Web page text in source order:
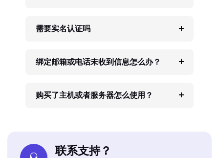
需要实名认证吗
绑定邮箱或电话未收到信息怎么办？
购买了主机或者服务器怎么使用？
联系支持？